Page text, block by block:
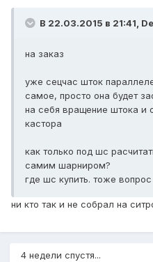
В 22.03.2015 в 21:41,
на заказ
уже сецчас шток
самое, просто она будет
на себя вращение штока и
кастора
как только под шс
самим шарниром?
где шс купить. тоже вопрос
ни кто так и не собрал на
4 недели спустя...